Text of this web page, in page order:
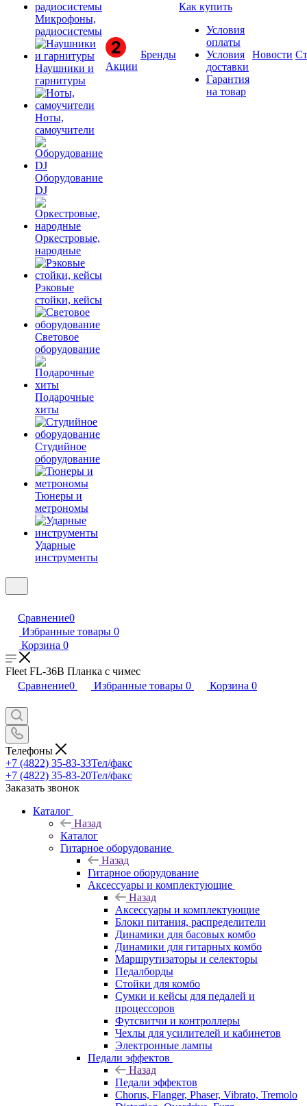
Микрофоны,
радиосистемы
Наушники и
гарнитуры
Ноты,
самоучители
Оборудование
DJ
Оркестровые,
народные
Рэковые
стойки, кейсы
Световое
оборудование
Подарочные
хиты
Студийное
оборудование
Тюнеры и
метрономы
Ударные
инструменты
Акции
Бренды
Как купить
Условия
оплаты
Условия
доставки
Гарантия
на товар
Новости
Сравнение0
Избранные товары 0
Корзина 0
Fleet FL-36B Планка с чимес
Сравнение0 Избранные товары 0 Корзина 0
Телефоны
+7 (4822) 35-83-33Тел/факс
+7 (4822) 35-83-20Тел/факс
Заказать звонок
Каталог
Назад
Каталог
Гитарное оборудование
Назад
Гитарное оборудование
Аксессуары и комплектующие
Назад
Аксессуары и комплектующие
Блоки питания, распределители
Динамики для басовых комбо
Динамики для гитарных комбо
Маршрутизаторы и селекторы
Педалборды
Стойки для комбо
Сумки и кейсы для педалей и
процессоров
Футсвитчи и контроллеры
Чехлы для усилителей и кабинетов
Электронные лампы
Педали эффектов
Назад
Педали эффектов
Chorus, Flanger, Phaser, Vibrato, Tremolo